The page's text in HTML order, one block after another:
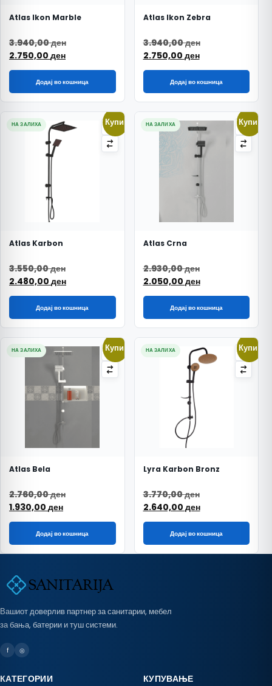
Atlas Ikon Marble
3.940,00денOriginal price was: 3.940,00 ден.
2.750,00 денCurrent price is: 2.750,00 ден.
Додај во кошница
Atlas Ikon Zebra
3.940,00денOriginal price
2.750,00 денCurrent price
Додај во кошница
НА ЗАЛИХА Купи!
Atlas Karbon
3.550,00денOriginal price was: 3.550,00 ден.
2.480,00 денCurrent price is: 2.480,00 ден.
Додај во кошница
НА ЗАЛИХА Купи!
Atlas Crna
2.930,00денOriginal price
2.050,00 денCurrent price
Додај во кошница
НА ЗАЛИХА Купи!
Atlas Bela
2.760,00денOriginal price was: 2.760,00 ден.
1.930,00 денCurrent price is: 1.930,00 ден.
Додај во кошница
НА ЗАЛИХА Купи!
Lyra Karbon Bronz
3.770,00денOriginal price
2.640,00 денCurrent price
Додај во кошница
Вашиот доверлив партнер за санитарии, мебел
за бања, батерии и туш системи.
f ◎
КАТЕГОРИИ КУПУВАЊЕ